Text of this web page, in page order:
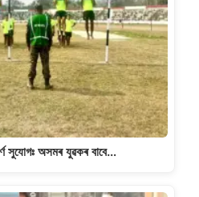
সুযোগঃ অসমৰ যুৱকৰ বাবে…